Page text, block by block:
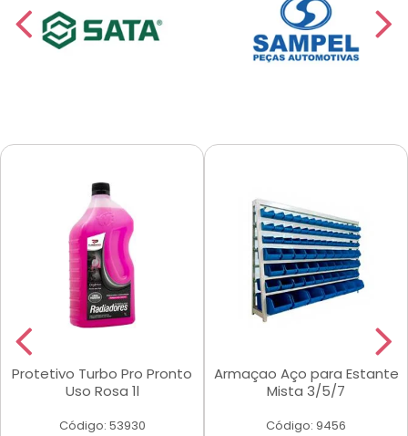
Protetivo Turbo Pro Pronto
Uso Rosa 1l
Código: 53930
Armaçao Aço para Estante
Mista 3/5/7
Código: 9456